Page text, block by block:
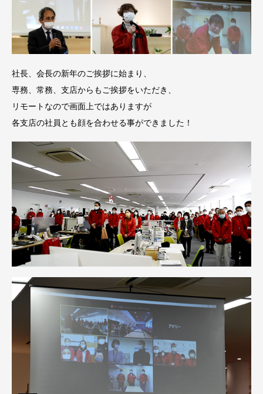
社長、会長の新年のご挨拶に始まり、
専務、常務、支店からもご挨拶をいただき、
リモートなので画面上ではありますが
各支店の社員とも顔を合わせる事ができました！